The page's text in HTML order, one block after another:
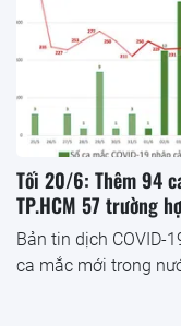
Tối 20/6: Thêm 94
TP.HCM 57 trường
Bản tin dịch COVID-
ca mắc mới trong